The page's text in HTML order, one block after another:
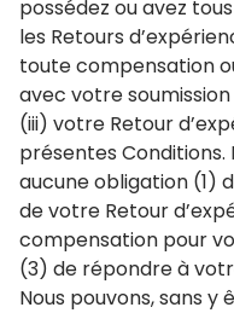
possédez ou avez
les Retours
toute compensation
avec votre
(iii) votre Retour
présentes Conditions.
aucune obligation (1)
de votre Retour
compensation pour
(3) de répondre à
Nous pouvons, sans